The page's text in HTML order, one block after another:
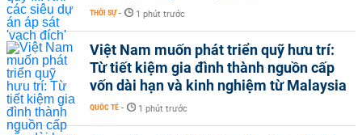
THỜI SỰ - 1 phút trước
Việt Nam muốn phát triển quỹ hưu trí:
Từ tiết kiệm gia đình thành nguồn cấp
vốn dài hạn và kinh nghiệm từ Malaysia
QUỐC TẾ - 1 phút trước